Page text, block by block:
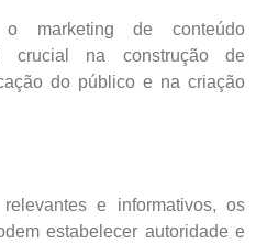
marketing de conteúdo
crucial na construção de
do público e na criação
e informativos, os
estabelecer autoridade e